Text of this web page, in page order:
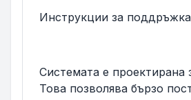
Инструкции за
Системата е проектирана
Това позволява бързо